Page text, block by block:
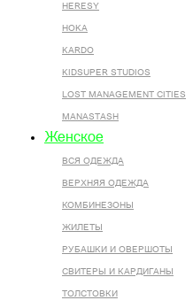
HERESY
HOKA
KARDO
KIDSUPER STUDIOS
LOST MANAGEMENT CITIES
MANASTASH
Женское
ВСЯ ОДЕЖДА
ВЕРХНЯЯ ОДЕЖДА
КОМБИНЕЗОНЫ
ЖИЛЕТЫ
РУБАШКИ И ОВЕРШОТЫ
СВИТЕРЫ И КАРДИГАНЫ
ТОЛСТОВКИ